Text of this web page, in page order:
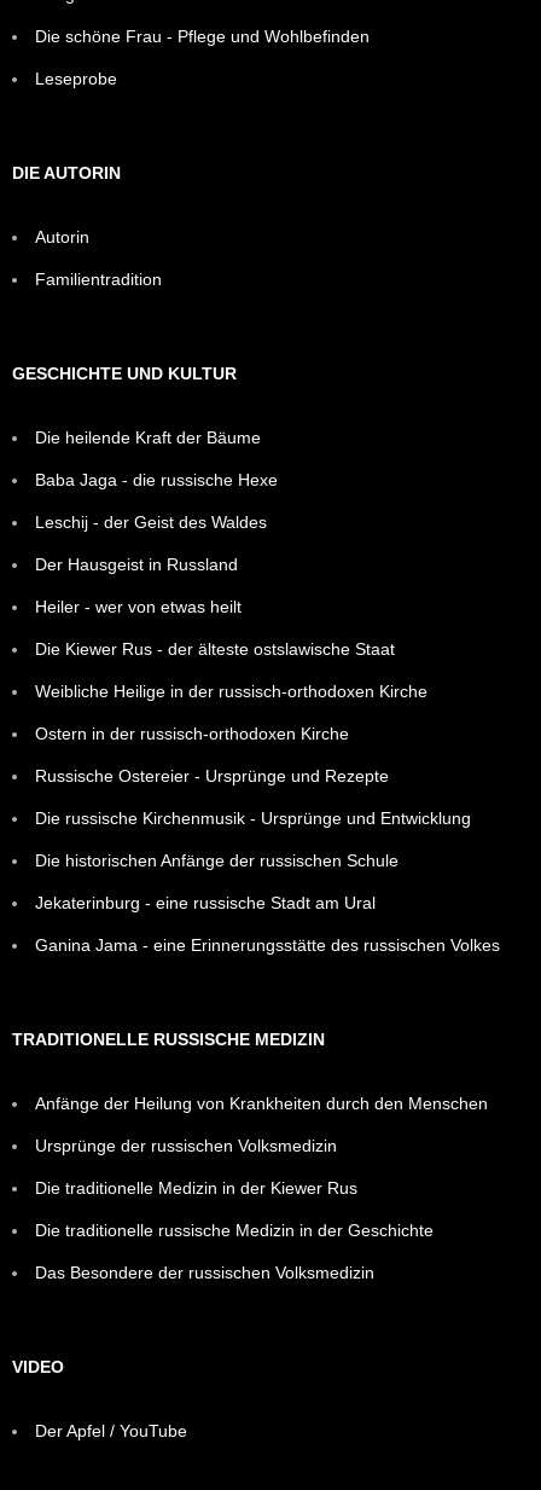
Die schöne Frau - Pflege und Wohlbefinden
Leseprobe
DIE AUTORIN
Autorin
Familientradition
GESCHICHTE UND KULTUR
Die heilende Kraft der Bäume
Baba Jaga - die russische Hexe
Leschij - der Geist des Waldes
Der Hausgeist in Russland
Heiler - wer von etwas heilt
Die Kiewer Rus - der älteste ostslawische Staat
Weibliche Heilige in der russisch-orthodoxen Kirche
Ostern in der russisch-orthodoxen Kirche
Russische Ostereier - Ursprünge und Rezepte
Die russische Kirchenmusik - Ursprünge und Entwicklung
Die historischen Anfänge der russischen Schule
Jekaterinburg - eine russische Stadt am Ural
Ganina Jama - eine Erinnerungsstätte des russischen Volkes
TRADITIONELLE RUSSISCHE MEDIZIN
Anfänge der Heilung von Krankheiten durch den Menschen
Ursprünge der russischen Volksmedizin
Die traditionelle Medizin in der Kiewer Rus
Die traditionelle russische Medizin in der Geschichte
Das Besondere der russischen Volksmedizin
VIDEO
Der Apfel / YouTube